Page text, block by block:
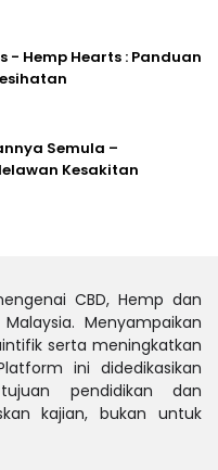
- Hemp Hearts : Panduan
Semula –
Kesakitan
CBD, Hemp dan
Menyampaikan
serta meningkatkan
ini didedikasikan
pendidikan dan
kajian, bukan untuk